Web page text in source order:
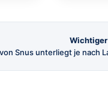
Snus unterliegt je